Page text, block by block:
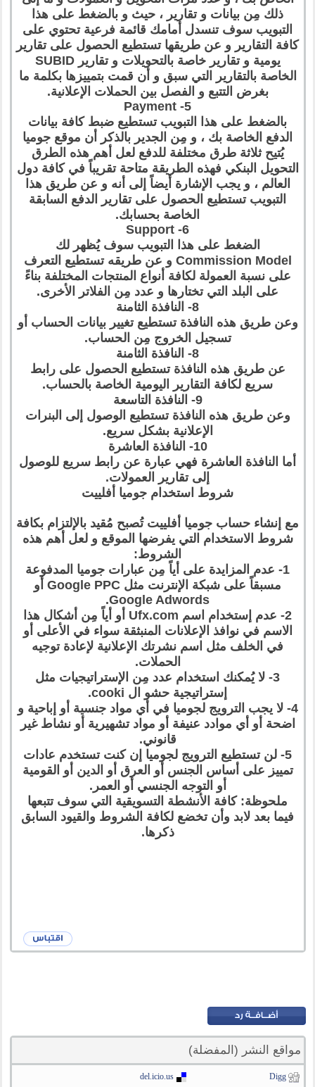
ذلك مِن بيانات و تقارير ، حيث و بالضغط على هذا
التبويب سوف تنسدل أمامك قائمة فرعية تحتوي على
كافة التقارير و عن طريقها تستطيع الحصول على تقارير
يومية و تقارير خاصة بالتحويلات و تقارير SUBID
الخاصة بالتقارير التي سبق و أن قمت بتمييزها بكلمة ما
بغرض التتبع و الفصل بين الحملات الإعلانية.
5- Payment
بالضغط على هذا التبويب تستطيع ضبط كافة بيانات
الدفع الخاصة بك ، و مِن الجدير بالذكر أن موقع جوميا
يُتيح ثلاثة طرق مختلفة للدفع لعل أهم هذه الطرق
التحويل البنكي فهذه الطريقة متاحة تقريباً في كافة دول
العالم ، و يجب الإشارة أيضاً إلى أنه و عن طريق هذا
التبويب تستطيع الحصول على تقارير الدفع السابقة
الخاصة بحسابك.
6- Support
الضغط على هذا التبويب سوف يُظهر لك
Commission Model و عن طريقه تستطيع التعرف
على نسبة العمولة لكافة أنواع المنتجات المختلفة بناءً
على البلد التي تختارها و عدد مِن الفلاتر الأخرى.
8- النافذة الثامنة
وعن طريق هذه النافذة تستطيع تغيير بيانات الحساب أو
تسجيل الخروج مِن الحساب.
8- النافذة الثامنة
عن طريق هذه النافذة تستطيع الحصول على رابط
سريع لكافة التقارير اليومية الخاصة بالحساب.
9- النافذة التاسعة
وعن طريق هذه النافذة تستطيع الوصول إلى البنرات
الإعلانية بشكل سريع.
10- النافذة العاشرة
أما النافذة العاشرة فهي عبارة عن رابط سريع للوصول
إلى تقارير العمولات.
شروط استخدام جوميا أفلييت
مع إنشاء حساب جوميا أفلييت تُصبح مُقيد بالإلتزام بكافة
شروط الاستخدام التي يفرضها الموقع و لعل أهم هذه
الشروط:
1- عدم المزايدة على أياً مِن عبارات جوميا المدفوعة
مسبقاً على شبكة الإنترنت مثل Google PPC أو
Google Adwords.
2- عدم إستخدام اسم Ufx.com أو أياً مِن أشكال هذا
الاسم في نوافذ الإعلانات المنبثقة سواء في الأعلى أو
في الخلف مثل اسم نشرتك الإعلانية لإعادة توجيه
الحملات.
3- لا يُمكنك استخدام عدد مِن الإستراتيجيات مثل
إستراتيجية حشو ال cooki.
4- لا يجب الترويج لجوميا في أي مواد جنسية أو إباحية و
اضحة أو أي موادد عنيفة أو مواد تشهيرية أو نشاط غير
قانوني.
5- لن تستطيع الترويج لجوميا إن كنت تستخدم عادات
تمييز على أساس الجنس أو العرق أو الدين أو القومية
أو التوجه الجنسي أو العمر.
ملحوظة: كافة الأنشطة التسويقية التي سوف تتبعها
فيما بعد لابد وأن تخضع لكافة الشروط والقيود السابق
ذكرها.
مواقع النشر (المفضلة)
Digg
del.icio.us